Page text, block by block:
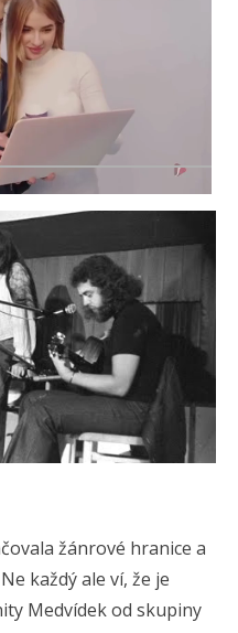
žánrové hranice a
každý ale ví, že je
Medvídek od skupiny